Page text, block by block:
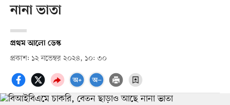
নানা ভাতা
প্রথম আলো ডেস্ক
প্রকাশ: ১২ নভেম্বর ২০২৪, ১০: ৩০